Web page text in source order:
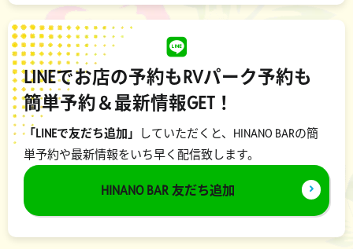
LINEでお店の予約もRVパーク予約も
簡単予約＆最新情報GET！
「LINEで友だち追加」
していただくと、HINANO BARの簡
単予約や最新情報をいち早く配信致します。
HINANO BAR 友だち追加